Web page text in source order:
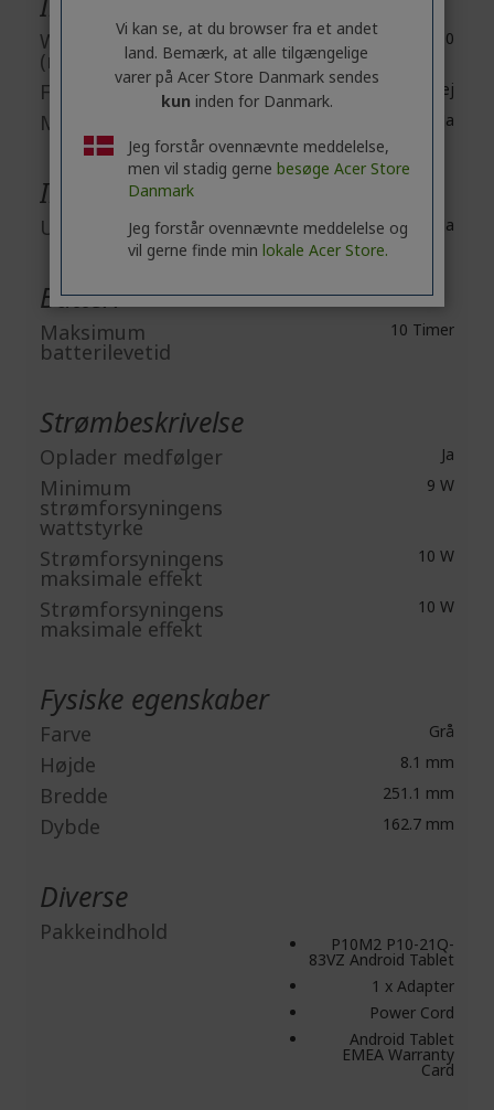
Webcam Resolution
(rear)
2000 x 1200
Fingeraftrykslæser Nej
Mikrofon Ja
Interfaces/Porte
USB Type-C Ja
Batteri
Maksimum
batterilevetid
10 Timer
Strømbeskrivelse
Oplader medfølger Ja
Minimum
strømforsyningens
wattstyrke
9 W
Strømforsyningens
maksimale effekt
10 W
Strømforsyningens
maksimale effekt
10 W
Fysiske egenskaber
Farve Grå
Højde 8.1 mm
Bredde 251.1 mm
Dybde 162.7 mm
Diverse
Pakkeindhold P10M2 P10-21Q-
83VZ Android Tablet
1 x Adapter
Power Cord
Android Tablet
EMEA Warranty
Card
Vi kan se, at du browser fra et andet
land. Bemærk, at alle tilgængelige
varer på Acer Store Danmark sendes
kun inden for Danmark.
Jeg forstår ovennævnte meddelelse,
men vil stadig gerne besøge Acer Store
Danmark
Jeg forstår ovennævnte meddelelse og
vil gerne finde min lokale Acer Store.